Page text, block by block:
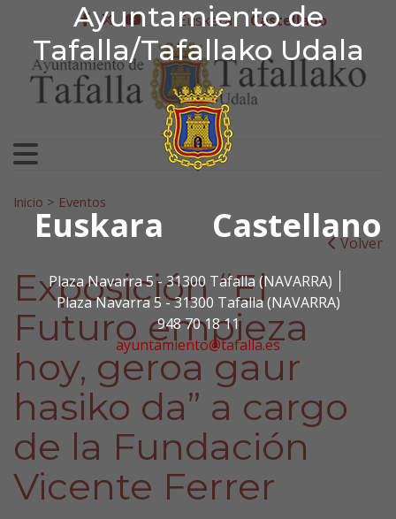
Ayuntamiento de
Tafalla/Tafallako Udala
Euskara Castellano
Plaza Navarra 5 - 31300 Tafalla (NAVARRA)
Plaza Navarra 5 - 31300 Tafalla (NAVARRA)
948 70 18 11
ayuntamiento@tafalla.es
Ir al contenido
Ayuntamiento de
facebook
twitter
youtube
Euskera Castellano
Search for:
Inicio > Eventos
Volver
Exposición “El
Futuro empieza
hoy, geroa gaur
hasiko da” a cargo
de la Fundación
Vicente Ferrer